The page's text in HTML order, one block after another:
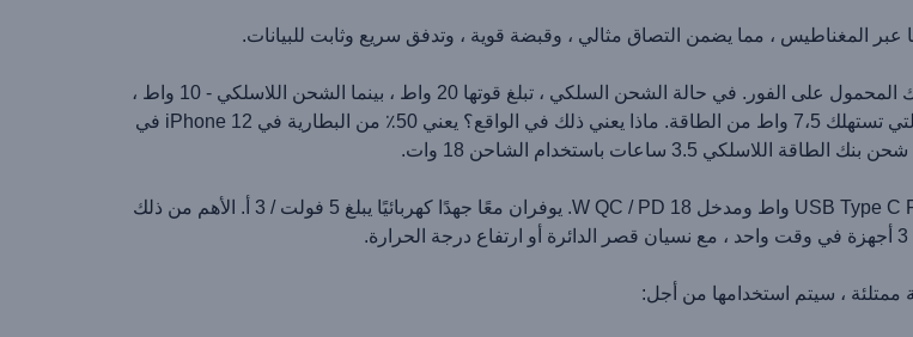
بدعم بروتوكولات الشحن السريع ، يمكن للجهاز إعادة ملء البطارية في هاتفك المحمول على الفور. في حالة الشحن السلكي ، تبلغ قوتها 20 واط ، بينما الشحن اللاسلكي - 10 واط ،
ويمكنها أيضًا شحن الأجهزة بقوة 5 واط - سماعات الأذن وغيرها من الهواتف التي تستهلك 7،5 واط من الطاقة. ماذا يعني ذلك في الواقع؟ يعني 50٪ من البطارية في iPhone 12 في
يحتوي هذا الجهاز على منفذين - مخرج USB 18 W FCP / QC ومخرج USB Type C PD 20 واط ومدخل 18 W QC / PD. يوفران معًا جهدًا كهربائيًا يبلغ 5 فولت / 3 أ. الأهم من ذلك